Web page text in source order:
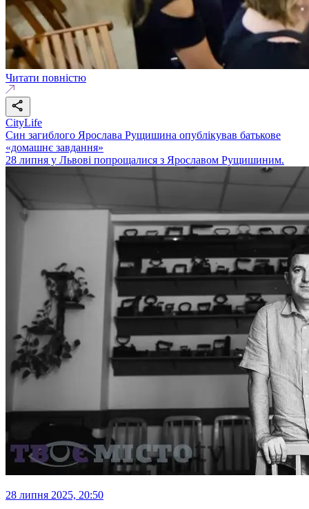
Читати повністю
CityLife
Син загиблого Ярослава Рущишина опублікував батькове
«домашнє завдання»
28 липня у Львові попрощалися з Ярославом Рущишиним.
28 липня 2025, 20:50